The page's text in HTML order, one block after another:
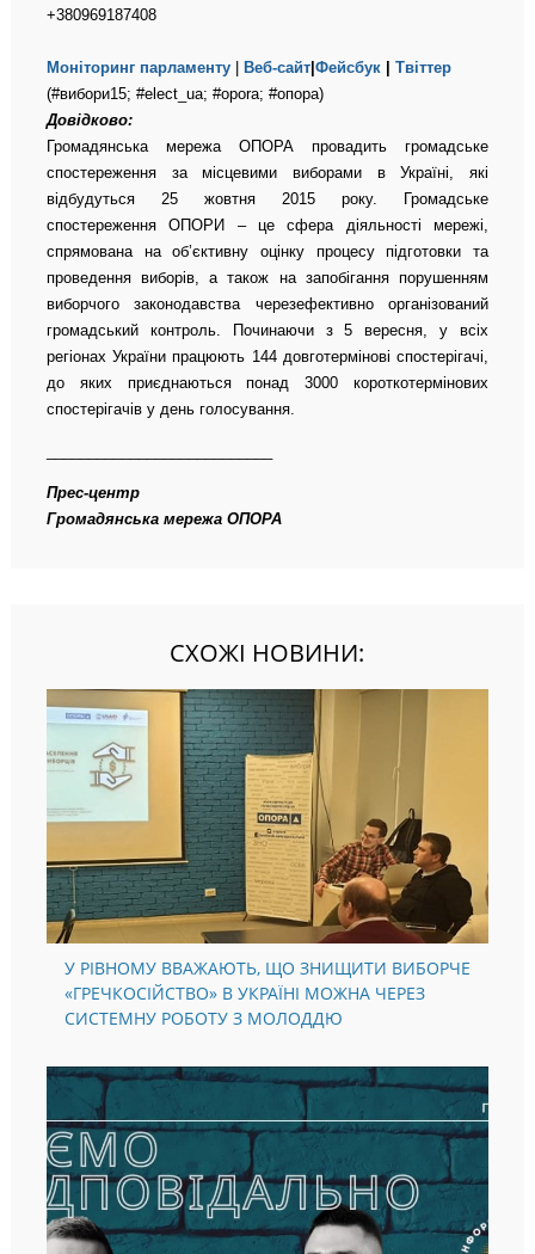
+380969187408
Моніторинг парламенту| Веб-сайт| Фейсбук| Твіттер
(#вибори15; #elect_ua; #opora; #опора)
Довідково:
Громадянська мережа ОПОРА провадить громадське
спостереження за місцевими виборами в Україні, які
відбудуться 25 жовтня 2015 року. Громадське
спостереження ОПОРИ – це сфера діяльності мережі,
спрямована на об’єктивну оцінку процесу підготовки та
проведення виборів, а також на запобігання порушенням
виборчого законодавства черезефективно організований
громадський контроль. Починаючи з 5 вересня, у всіх
регіонах України працюють 144 довготермінові спостерігачі,
до яких приєднаються понад 3000 короткотермінових
спостерігачів у день голосування.
Прес-центр
Громадянська мережа ОПОРА
СХОЖІ НОВИНИ:
У РІВНОМУ ВВАЖАЮТЬ, ЩО ЗНИЩИТИ ВИБОРЧЕ
«ГРЕЧКОСІЙСТВО» В УКРАЇНІ МОЖНА ЧЕРЕЗ
СИСТЕМНУ РОБОТУ З МОЛОДДЮ